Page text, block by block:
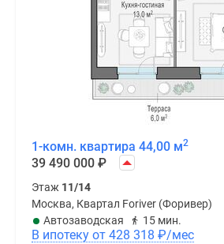
1-комн. квартира 44,00 м2
39 490 000 ₽
Этаж 11/14
Москва, Квартал Foriver (Форивер)
Автозаводская
15 мин.
В ипотеку от 428 318 ₽/мес